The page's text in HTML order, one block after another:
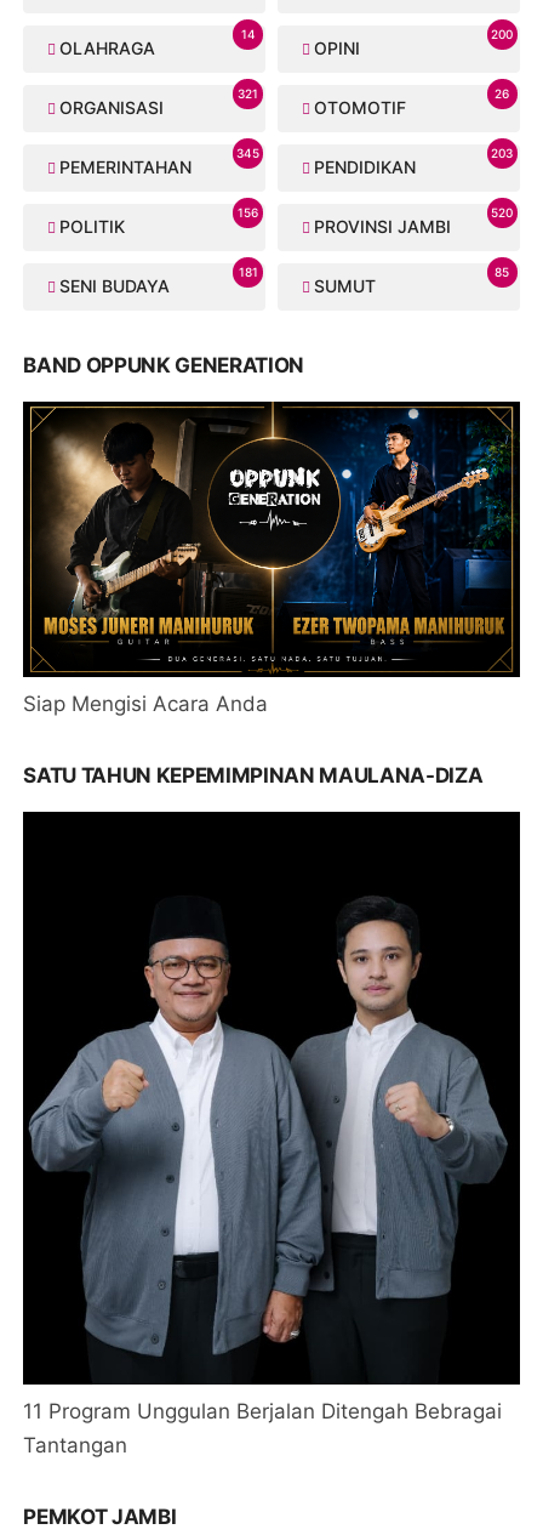
OLAHRAGA
14
OPINI
200
ORGANISASI
321
OTOMOTIF
26
PEMERINTAHAN
345
PENDIDIKAN
203
POLITIK
156
PROVINSI JAMBI
520
SENI BUDAYA
181
SUMUT
85
BAND OPPUNK GENERATION
Siap Mengisi Acara Anda
SATU TAHUN KEPEMIMPINAN MAULANA-DIZA
11 Program Unggulan Berjalan Ditengah Bebragai
Tantangan
PEMKOT JAMBI